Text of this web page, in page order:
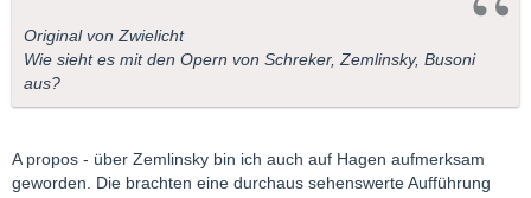
Original von Zwielicht
Wie sieht es mit den Opern von Schreker, Zemlinsky, Busoni
aus?
A propos - über Zemlinsky bin ich auch auf Hagen aufmerksam
geworden. Die brachten eine durchaus sehenswerte Aufführung